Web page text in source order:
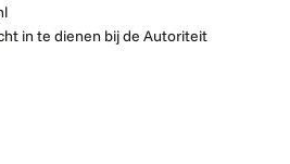
in te dienen bij de Autoriteit